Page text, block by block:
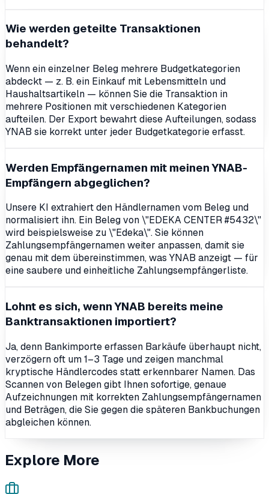
Wie werden geteilte Transaktionen
behandelt?
Wenn ein einzelner Beleg mehrere Budgetkategorien
abdeckt — z. B. ein Einkauf mit Lebensmitteln und
Haushaltsartikeln — können Sie die Transaktion in
mehrere Positionen mit verschiedenen Kategorien
aufteilen. Der Export bewahrt diese Aufteilungen, sodass
YNAB sie korrekt unter jeder Budgetkategorie erfasst.
Werden Empfängernamen mit meinen YNAB-
Empfängern abgeglichen?
Unsere KI extrahiert den Händlernamen vom Beleg und
normalisiert ihn. Ein Beleg von \"EDEKA CENTER #5432\"
wird beispielsweise zu \"Edeka\". Sie können
Zahlungsempfängernamen weiter anpassen, damit sie
genau mit dem übereinstimmen, was YNAB anzeigt — für
eine saubere und einheitliche Zahlungsempfängerliste.
Lohnt es sich, wenn YNAB bereits meine
Banktransaktionen importiert?
Ja, denn Bankimporte erfassen Barkäufe überhaupt nicht,
verzögern oft um 1–3 Tage und zeigen manchmal
kryptische Händlercodes statt erkennbarer Namen. Das
Scannen von Belegen gibt Ihnen sofortige, genaue
Aufzeichnungen mit korrekten Zahlungsempfängernamen
und Beträgen, die Sie gegen die späteren Bankbuchungen
abgleichen können.
Explore More